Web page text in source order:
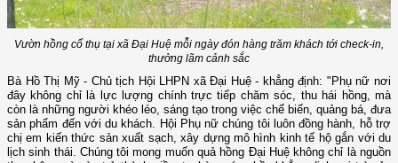
Vườn hồng cổ thụ tại xã Đại Huệ mỗi ngày đón hàng trăm khách tới check-in,
thưởng lãm cảnh sắc
Bà Hồ Thị Mỹ - Chủ tịch Hội LHPN xã Đại Huệ - khẳng định: "Phụ nữ nơi
đây không chỉ là lực lượng chính trực tiếp chăm sóc, thu hái hồng, mà
còn là những người khéo léo, sáng tạo trong việc chế biến, quảng bá, đưa
sản phẩm đến với du khách. Hội Phụ nữ chúng tôi luôn đồng hành, hỗ trợ
chị em kiến thức sản xuất sạch, xây dựng mô hình kinh tế hộ gắn với du
lịch sinh thái. Chúng tôi mong muốn quả hồng Đại Huệ không chỉ là nguồn